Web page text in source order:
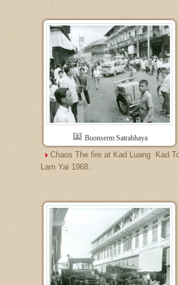
Boonserm Satrabhaya
Chaos The fire at Kad Luang  Kad
Lam Yai 1968.